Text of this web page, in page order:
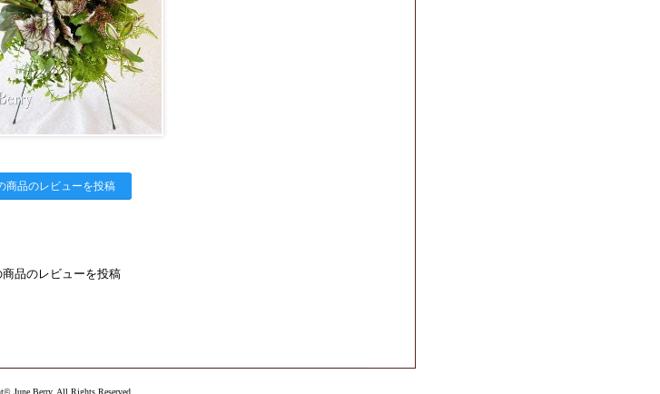
商品のレビューを投稿
商品のレビューを投稿
June Berry. All Rights Reserved.